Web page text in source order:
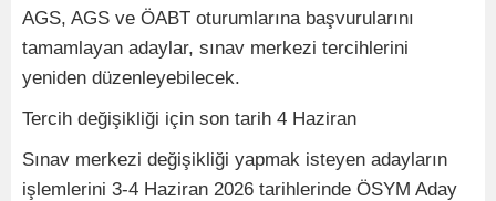
AGS, AGS ve ÖABT oturumlarına başvurularını
tamamlayan adaylar, sınav merkezi tercihlerini
yeniden düzenleyebilecek.
Tercih değişikliği için son tarih 4 Haziran
Sınav merkezi değişikliği yapmak isteyen adayların
işlemlerini 3-4 Haziran 2026 tarihlerinde ÖSYM Aday